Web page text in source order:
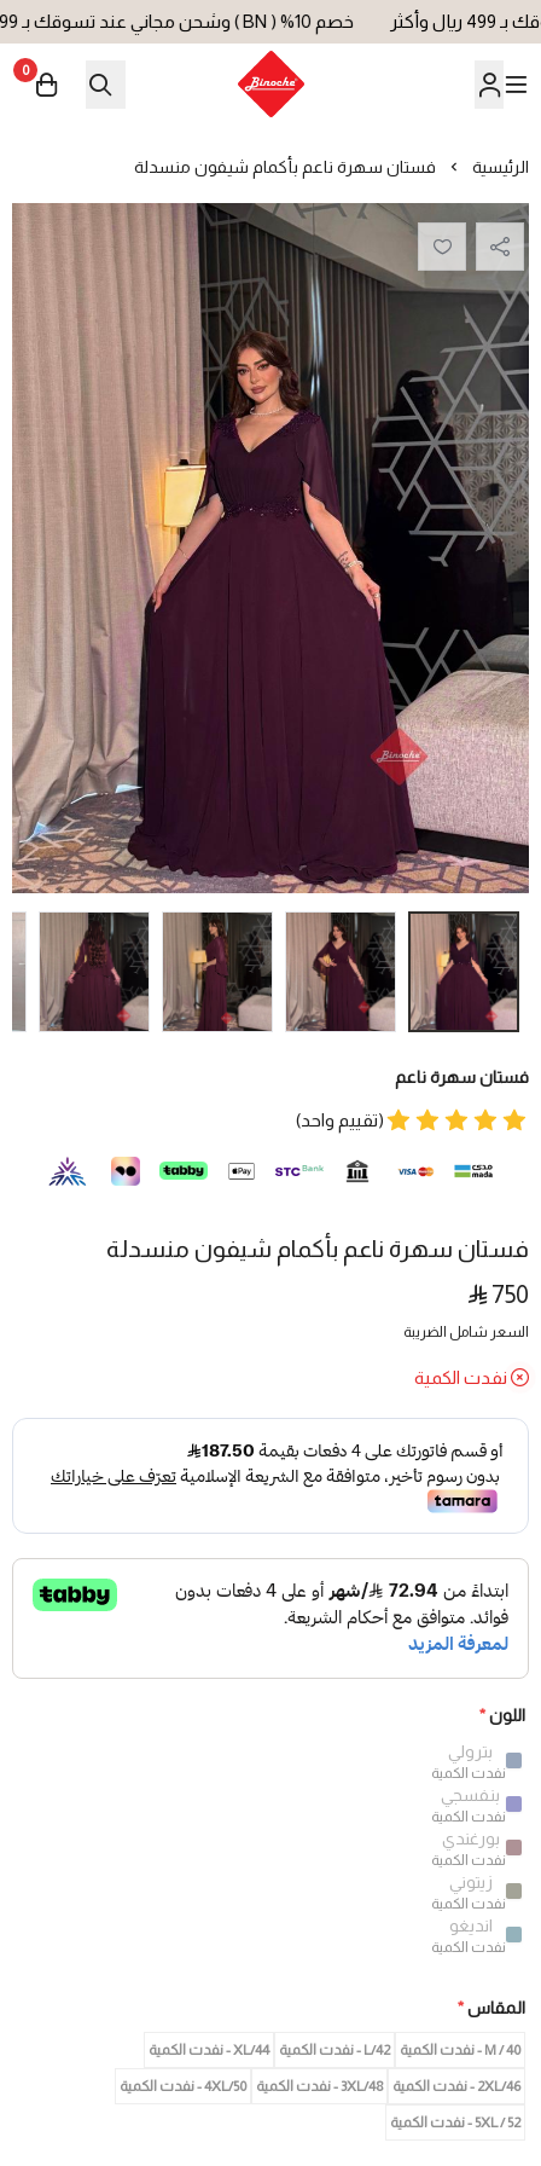
خصم 10% ( BN ) وشحن مجاني عند تسوقك بـ 499 ريال وأكثر
بينوش | Binoche
0
الرئيسية فستان سهرة ناعم بأكمام شيفون منسدلة
فستان سهرة ناعم بأكمام شيفون منسدلة
فستان سهرة ناعم
(تقييم واحد)
750
السعر شامل الضريبة
نفدت الكمية
اللون*
بترولي
نفدت الكمية
بنفسجي
نفدت الكمية
بورغندي
نفدت الكمية
زيتوني
نفدت الكمية
انديغو
نفدت الكمية
المقاس*
M / 40 - نفدت الكمية 42/L - نفدت الكمية XL/44 - نفدت الكمية
2XL/46 - نفدت الكمية 3XL/48 - نفدت الكمية 4XL/50 - نفدت الكمية
5XL / 52 - نفدت الكمية